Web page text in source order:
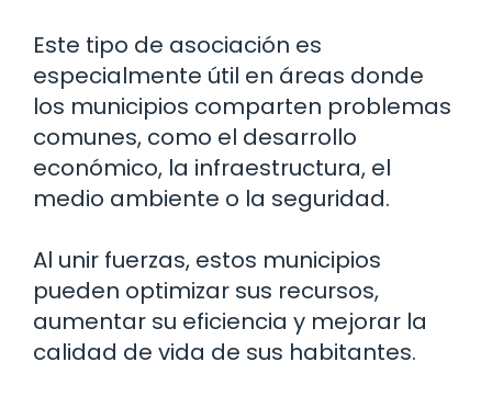
Este tipo de asociación es
especialmente útil en áreas donde
los municipios comparten problemas
comunes, como el desarrollo
económico, la infraestructura, el
medio ambiente o la seguridad.
Al unir fuerzas, estos municipios
pueden optimizar sus recursos,
aumentar su eficiencia y mejorar la
calidad de vida de sus habitantes.